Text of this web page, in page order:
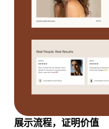
展示流程，证明价值